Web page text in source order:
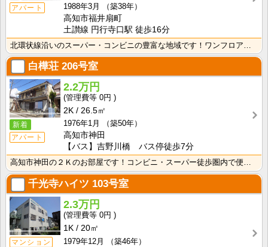
アパート
1988年3月
（築38年）
高知市福井扇町
土讃線 円行寺口駅 徒歩16分
北環状線沿いのスーパー・コンビニの豊富な地域です！ワンフロアに2世帯ずつなので窓が多く、風通しの良い･･･
白樺荘 206号室
新着
アパート
2.2万円
0円
2K
26.5㎡
1976年1月
（築50年）
高知市神田
【バス】吉野川橋 バス停徒歩7分
高知市神田の２Ｋのお部屋です！コンビニ・スーパー徒歩圏内で便利です！バス・トイレ別なので、ゆったり湯･･･
千光寺ハイツ 103号室
マンション
2.3万円
0円
1K
20㎡
1979年12月
（築46年）